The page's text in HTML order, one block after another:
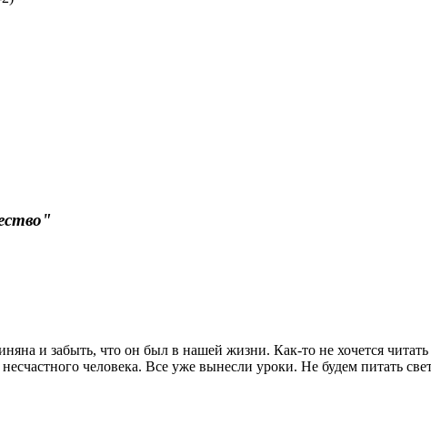
и забыть, что он был в нашей жизни. Как-то не хочется
человека. Все уже вынесли уроки. Не будем питать